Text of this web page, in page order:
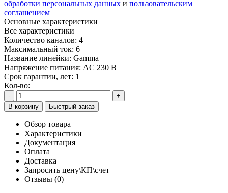
обработки персональных данных и пользовательским
соглашением
Основные характеристики
Все характеристики
Количество каналов: 4
Максимальный ток: 6
Название линейки: Gamma
Напряжение питания: AC 230 В
Срок гарантии, лет: 1
Кол-во:
-
+
В корзину
Быстрый заказ
Обзор товара
Характеристики
Документация
Оплата
Доставка
Запросить цену\КП\счет
Отзывы (0)